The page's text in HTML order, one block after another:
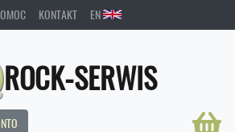
KONTAKT EN
ROCK-SERWIS